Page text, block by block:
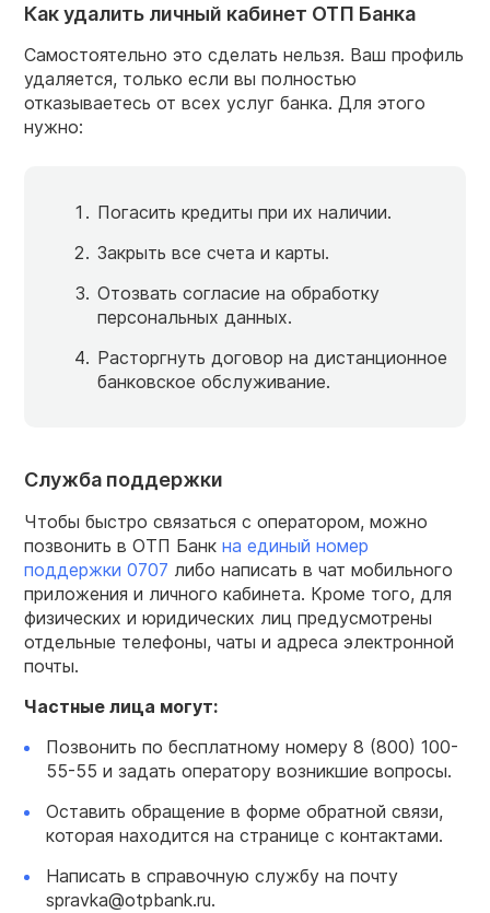
Как удалить личный кабинет ОТП Банка
Самостоятельно это сделать нельзя. Ваш профиль
удаляется, только если вы полностью
отказываетесь от всех услуг банка. Для этого
нужно:
Погасить кредиты при их наличии.
Закрыть все счета и карты.
Отозвать согласие на обработку
персональных данных.
Расторгнуть договор на дистанционное
банковское обслуживание.
Служба поддержки
Чтобы быстро связаться с оператором, можно
позвонить в ОТП Банк на единый номер
поддержки 0707 либо написать в чат мобильного
приложения и личного кабинета. Кроме того, для
физических и юридических лиц предусмотрены
отдельные телефоны, чаты и адреса электронной
почты.
Частные лица могут:
Позвонить по бесплатному номеру 8 (800) 100-
55-55 и задать оператору возникшие вопросы.
Оставить обращение в форме обратной связи,
которая находится на странице с контактами.
Написать в справочную службу на почту
spravka@otpbank.ru.